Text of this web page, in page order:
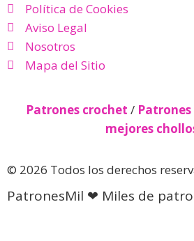
Política de Cookies
Aviso Legal
Nosotros
Mapa del Sitio
Patrones crochet /
mejores
© 2026 Todos los derechos
PatronesMil ❤ Miles de